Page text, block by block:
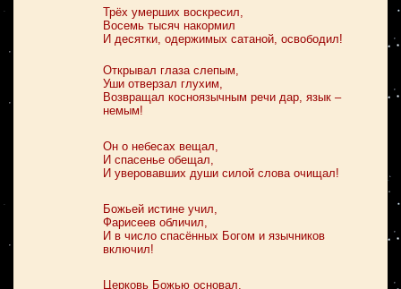
Трёх умерших воскресил,
Восемь тысяч накормил
И десятки, одержимых сатаной, освободил!
Открывал глаза слепым,
Уши отверзал глухим,
Возвращал косноязычным речи дар, язык –
немым!
Он о небесах вещал,
И спасенье обещал,
И уверовавших души силой слова очищал!
Божьей истине учил,
Фарисеев обличил,
И в число спасённых Богом и язычников
включил!
Церковь Божью основал,